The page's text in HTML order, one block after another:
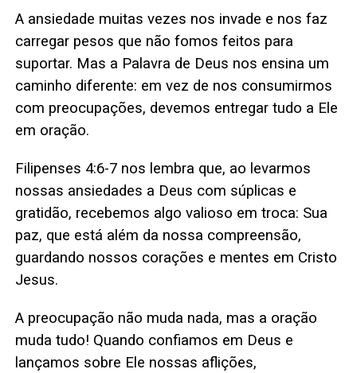
A ansiedade muitas vezes nos invade e nos faz
carregar pesos que não fomos feitos para
suportar. Mas a Palavra de Deus nos ensina um
caminho diferente: em vez de nos consumirmos
com preocupações, devemos entregar tudo a Ele
em oração.
Filipenses 4:6-7 nos lembra que, ao levarmos
nossas ansiedades a Deus com súplicas e
gratidão, recebemos algo valioso em troca: Sua
paz, que está além da nossa compreensão,
guardando nossos corações e mentes em Cristo
Jesus.
A preocupação não muda nada, mas a oração
muda tudo! Quando confiamos em Deus e
lançamos sobre Ele nossas aflições,